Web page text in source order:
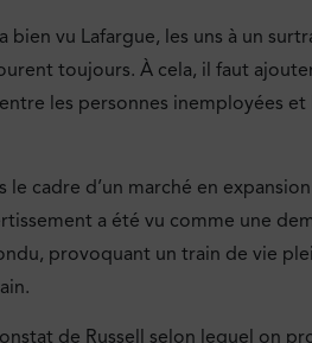
vu Lafargue, les uns à un
toujours. À cela, il faut
les personnes inemployées
le cadre d’un marché en
a été vu comme une
provoquant un train de vie
de Russell selon lequel on